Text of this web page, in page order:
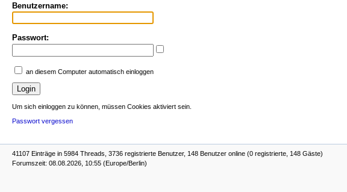
Benutzername:
Passwort:
an diesem Computer automatisch einloggen
Um sich einloggen zu können, müssen Cookies aktiviert sein.
Passwort vergessen
41107 Einträge in 5984 Threads, 3736 registrierte Benutzer, 148 Benutzer online (0 registrierte, 148 Gäste)
Forumszeit: 08.08.2026, 10:55 (Europe/Berlin)